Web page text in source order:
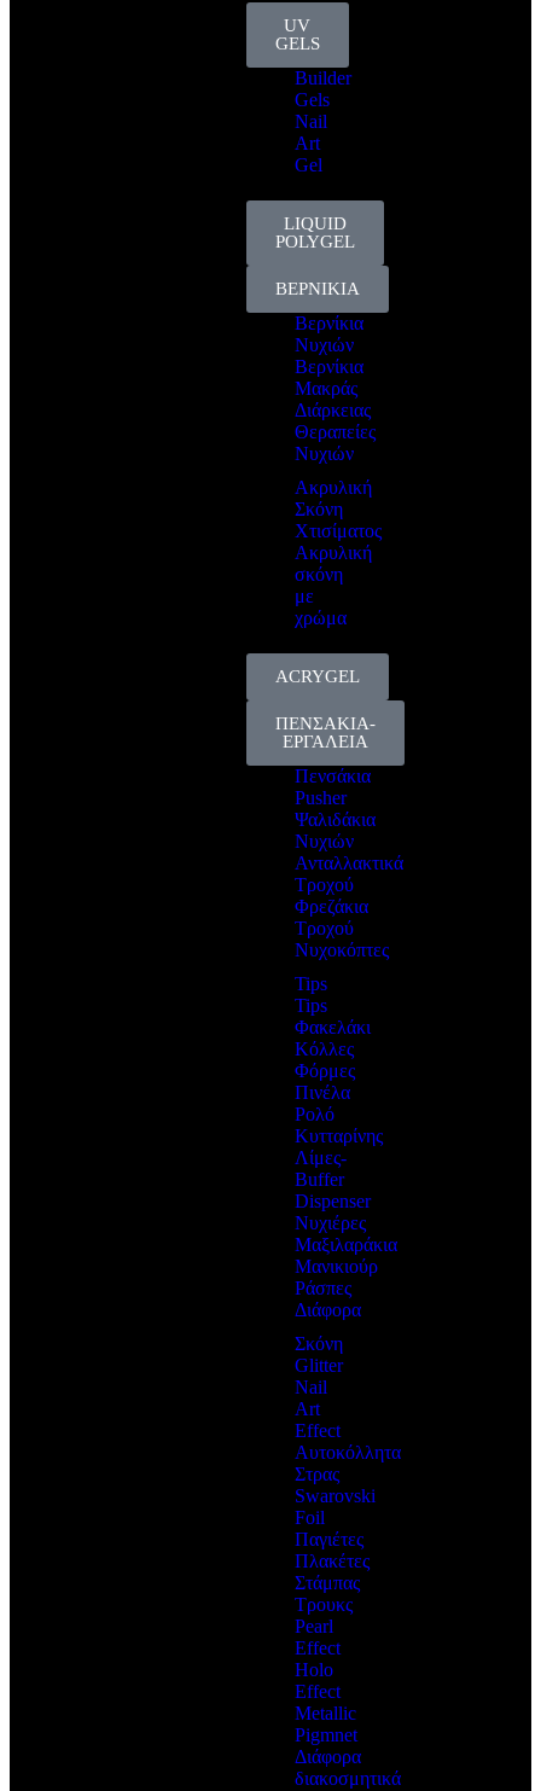
UV
GELS
Builder
Gels
Nail
Art
Gel
LIQUID
POLYGEL
ΒΕΡΝΙΚΙΑ
Βερνίκια
Νυχιών
Βερνίκια
Μακράς
Διάρκειας
Θεραπείες
Νυχιών
Ακρυλική
Σκόνη
Χτισίματος
Ακρυλική
σκόνη
με
χρώμα
ACRYGEL
ΠΕΝΣΑΚΙΑ-
ΕΡΓΑΛΕΙΑ
Πενσάκια
Pusher
Ψαλιδάκια
Νυχιών
Ανταλλακτικά
Τροχού
Φρεζάκια
Τροχού
Νυχοκόπτες
Tips
Tips
Φακελάκι
Κόλλες
Φόρμες
Πινέλα
Ρολό
Κυτταρίνης
Λίμες-
Buffer
Dispenser
Νυχιέρες
Μαξιλαράκια
Μανικιούρ
Ράσπες
Διάφορα
Σκόνη
Glitter
Nail
Art
Effect
Αυτοκόλλητα
Στρας
Swarovski
Foil
Παγιέτες
Πλακέτες
Στάμπας
Τρουκς
Pearl
Effect
Holo
Effect
Metallic
Pigmnet
Διάφορα
διακοσμητικά